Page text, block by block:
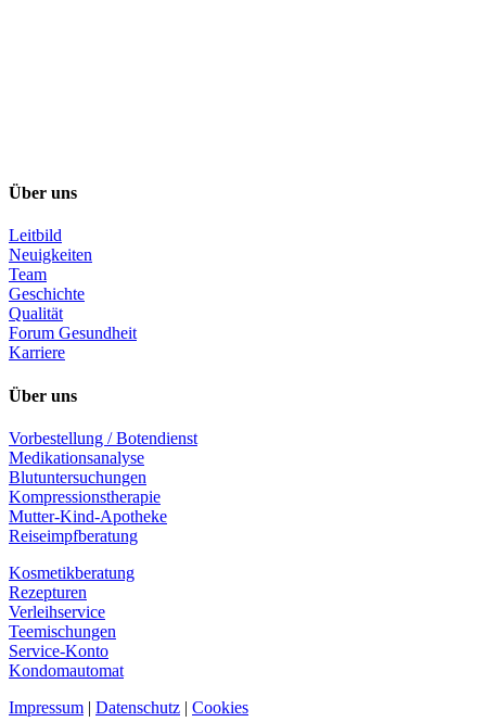
Über uns
Leitbild
Neuigkeiten
Team
Geschichte
Qualität
Forum Gesundheit
Karriere
Über uns
Vorbestellung / Botendienst
Medikationsanalyse
Blutuntersuchungen
Kompressionstherapie
Mutter-Kind-Apotheke
Reiseimpfberatung
Kosmetikberatung
Rezepturen
Verleihservice
Teemischungen
Service-Konto
Kondomautomat
Impressum | Datenschutz | Cookies